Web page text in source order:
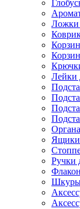
Ложки
Лейки
Ящики
Ручки
Шкуры